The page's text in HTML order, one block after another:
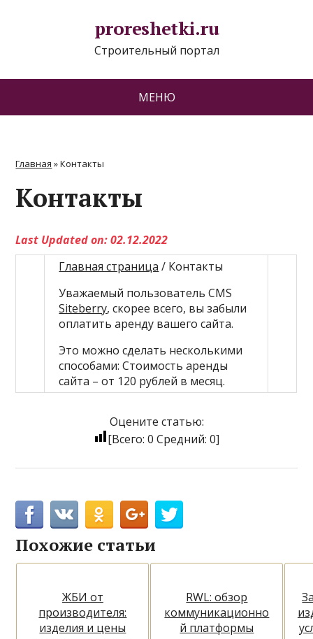
proreshetki.ru
Строительный портал
МЕНЮ
Главная »Контакты
Контакты
Last Updated on: 02.12.2022
Главная страница / Контакты
Уважаемый пользователь CMS
Siteberry, скорее всего, вы забыли
оплатить аренду вашего сайта.
Это можно сделать несколькими
способами: Стоимость аренды
сайта – от 120 рублей в месяц.
Оцените статью:
[Всего: 0 Средний: 0]
Похожие статьи
ЖБИ от
производителя:
изделия и цены
RWL: обзор
коммуникационно
й платформы